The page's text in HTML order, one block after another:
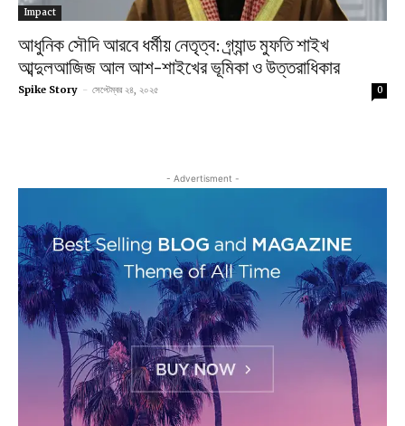
Impact
আধুনিক সৌদি আরবে ধর্মীয় নেতৃত্ব: গ্র্যান্ড মুফতি শাইখ
আব্দুলআজিজ আল আশ-শাইখের ভূমিকা ও উত্তরাধিকার
Spike Story - সেপ্টেম্বর ২৪, ২০২৫ 0
- Advertisment -